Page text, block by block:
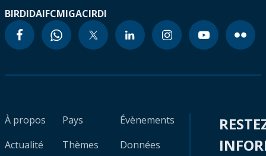
BIRDIDAIFCMIGACIRDI
À propos
Actualité
Pays
Thèmes
Évènements
Données